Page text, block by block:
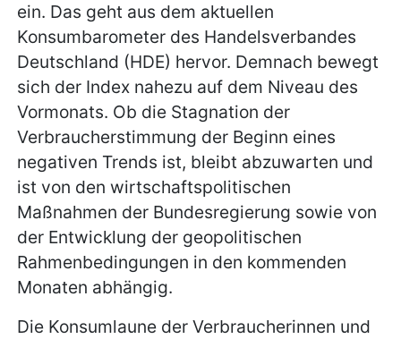
ein. Das geht aus dem aktuellen
Konsumbarometer des Handelsverbandes
Deutschland (HDE) hervor. Demnach bewegt
sich der Index nahezu auf dem Niveau des
Vormonats. Ob die Stagnation der
Verbraucherstimmung der Beginn eines
negativen Trends ist, bleibt abzuwarten und
ist von den wirtschaftspolitischen
Maßnahmen der Bundesregierung sowie von
der Entwicklung der geopolitischen
Rahmenbedingungen in den kommenden
Monaten abhängig.
Die Konsumlaune der Verbraucherinnen und